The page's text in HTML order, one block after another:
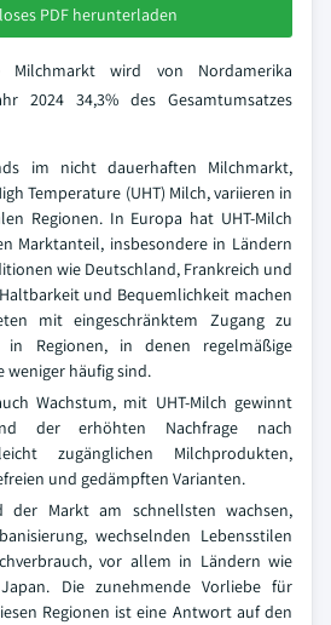
PDF herunterladen
Milchmarkt wird von Nordamerika
2024 34,3% des Gesamtumsatzes
im nicht dauerhaften Milchmarkt,
Temperature (UHT) Milch, variieren in
Regionen. In Europa hat UHT-Milch
Marktanteil, insbesondere in Ländern
wie Deutschland, Frankreich und
und Bequemlichkeit machen
mit eingeschränktem Zugang zu
Regionen, in denen regelmäßige
weniger häufig sind.
Wachstum, mit UHT-Milch gewinnt
der erhöhten Nachfrage nach
zugänglichen Milchprodukten,
und gedämpften Varianten.
der Markt am schnellsten wachsen,
wechselnden Lebensstilen
vor allem in Ländern wie
Die zunehmende Vorliebe für
Regionen ist eine Antwort auf den